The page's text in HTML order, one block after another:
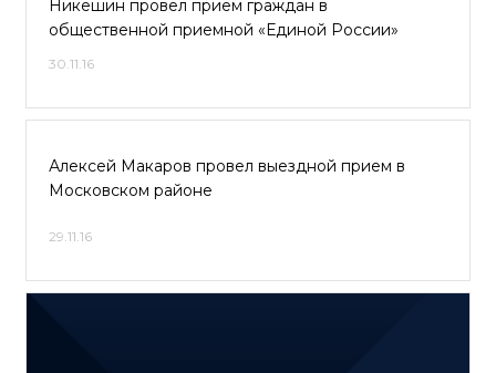
Никешин провел прием граждан в
общественной приемной «Единой России»
30.11.16
Алексей Макаров провел выездной прием в
Московском районе
29.11.16